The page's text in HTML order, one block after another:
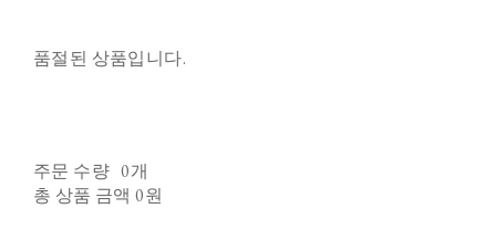
품절된 상품입니다.
주문 수량 0개
총 상품 금액 0원